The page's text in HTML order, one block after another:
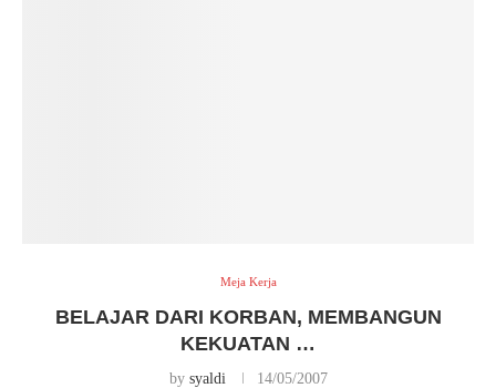
Meja Kerja
BELAJAR DARI KORBAN, MEMBANGUN
KEKUATAN …
by syaldi 14/05/2007